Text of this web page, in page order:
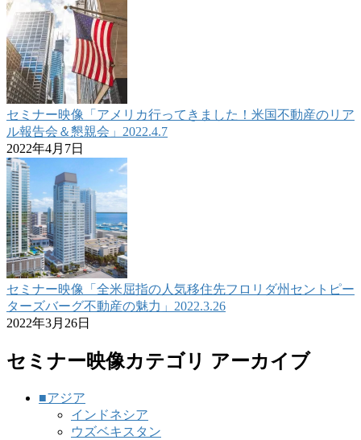
セミナー映像「アメリカ行ってきました！米国不動産のリア
ル報告会＆懇親会」2022.4.7
2022年4月7日
セミナー映像「全米屈指の人気移住先フロリダ州セントピー
ターズバーグ不動産の魅力」2022.3.26
2022年3月26日
セミナー映像カテゴリ アーカイブ
■アジア
インドネシア
ウズベキスタン